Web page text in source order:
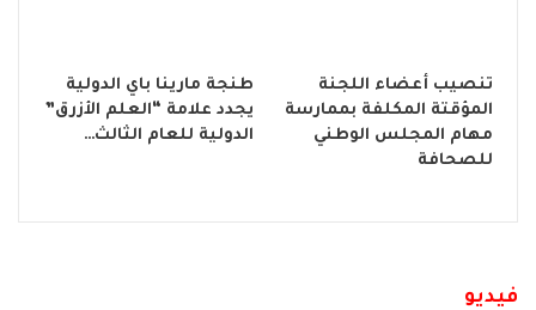
تنصيب أعضاء اللجنة
المؤقتة المكلفة بممارسة
مهام المجلس الوطني
للصحافة
طنجة مارينا باي الدولية
يجدد علامة “العلم الأزرق”
الدولية للعام الثالث…
فيديو